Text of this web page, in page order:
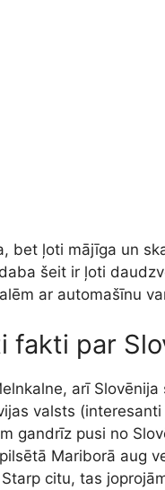
bet ļoti mājīga un
šeit ir ļoti
ar automašīnu
fakti par
arī
valsts
gandrīz pusi no
Mariborā aug
citu, tas